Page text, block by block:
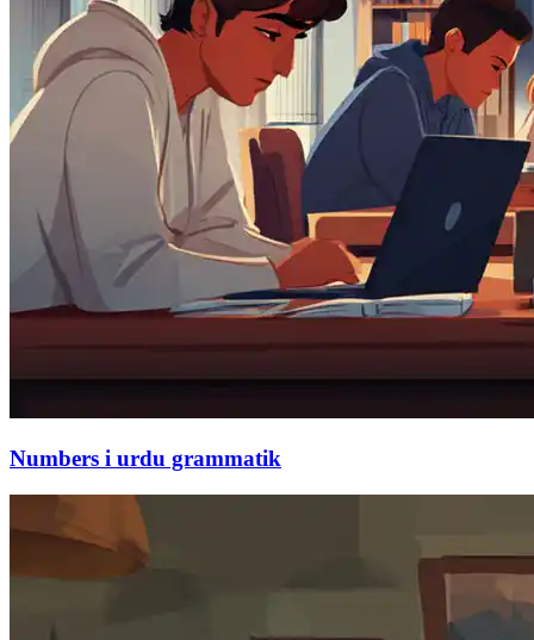
Numbers i urdu grammatik